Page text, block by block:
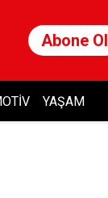
Abone Ol
YAŞAM